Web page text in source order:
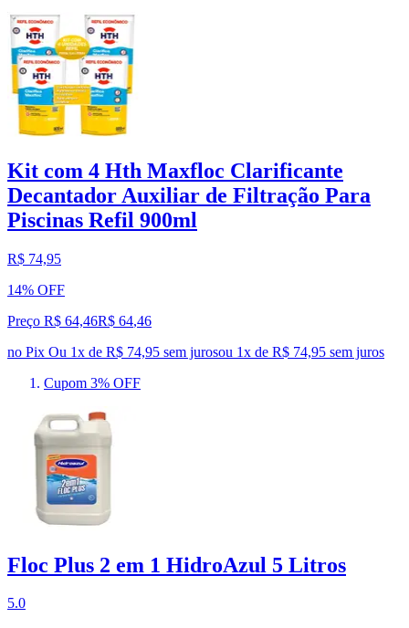
Kit com 4 Hth Maxfloc Clarificante
Decantador Auxiliar de Filtração Para
Piscinas Refil 900ml
R$ 74,95
14% OFF
Preço R$ 64,46R$ 64,46
no Pix Ou 1x de R$ 74,95 sem jurosou 1x de R$ 74,95 sem juros
Cupom 3% OFF
Floc Plus 2 em 1 HidroAzul 5 Litros
5.0